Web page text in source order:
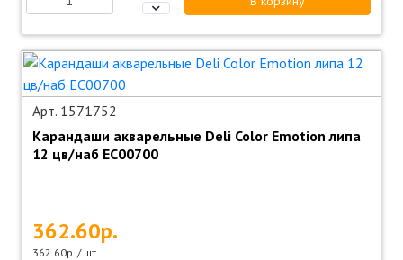
Арт. 1571752
Карандаши акварельные Deli Color Emotion липа
12 цв/наб EC00700
362.60р.
362.60р. / шт.